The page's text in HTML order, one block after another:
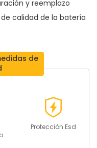
y reemplazo
calidad de la batería
de
Protección Esd